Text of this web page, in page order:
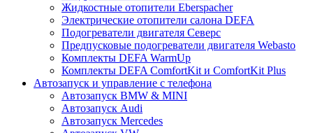
Жидкостные отопители Eberspacher
Электрические отопители салона DEFA
Подогреватели двигателя Северс
Предпусковые подогреватели двигателя Webasto
Комплекты DEFA WarmUp
Комплекты DEFA ComfortKit и ComfortKit Plus
Автозапуск и управление с телефона
Автозапуск BMW & MINI
Автозапуск Audi
Автозапуск Mercedes